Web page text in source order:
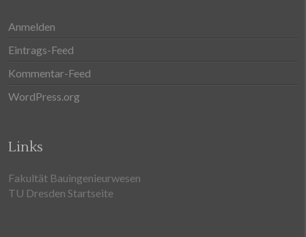
Anmelden
Eintrags-Feed
Kommentar-Feed
WordPress.org
Links
Fakultät Bauingenieurwesen
TU Dresden Startseite